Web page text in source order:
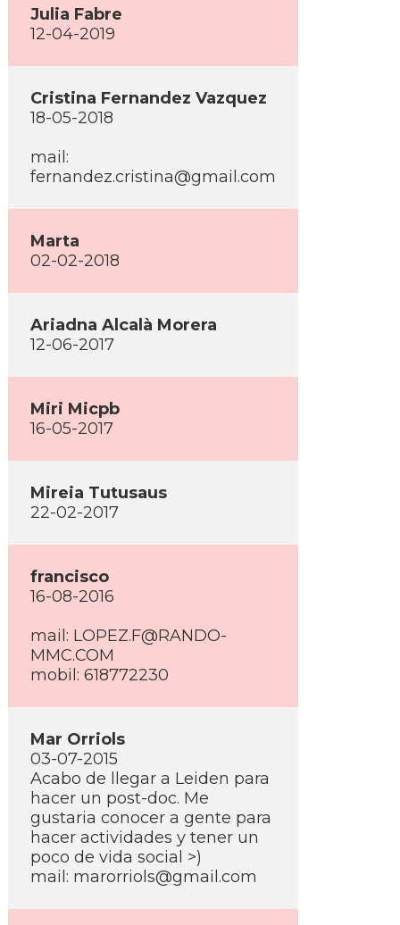
Julia Fabre
12-04-2019
Cristina Fernandez Vazquez
18-05-2018
mail:
fernandez.cristina@gmail.com
Marta
02-02-2018
Ariadna Alcalà Morera
12-06-2017
Miri Micpb
16-05-2017
Mireia Tutusaus
22-02-2017
francisco
16-08-2016
mail: LOPEZ.F@RANDO-
MMC.COM
mobil: 618772230
Mar Orriols
03-07-2015
Acabo de llegar a Leiden para
hacer un post-doc. Me
gustaria conocer a gente para
hacer actividades y tener un
poco de vida social >)
mail: marorriols@gmail.com